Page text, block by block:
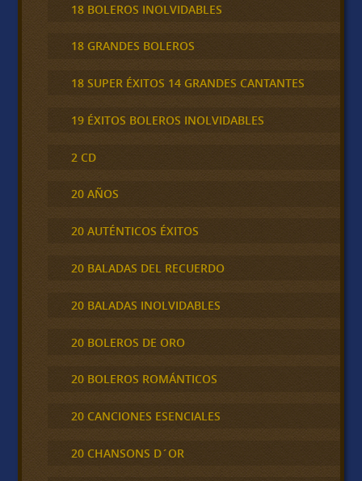
18 BOLEROS INOLVIDABLES
18 GRANDES BOLEROS
18 SUPER ÉXITOS 14 GRANDES CANTANTES
19 ÉXITOS BOLEROS INOLVIDABLES
2 CD
20 AÑOS
20 AUTÉNTICOS ÉXITOS
20 BALADAS DEL RECUERDO
20 BALADAS INOLVIDABLES
20 BOLEROS DE ORO
20 BOLEROS ROMÁNTICOS
20 CANCIONES ESENCIALES
20 CHANSONS D´OR